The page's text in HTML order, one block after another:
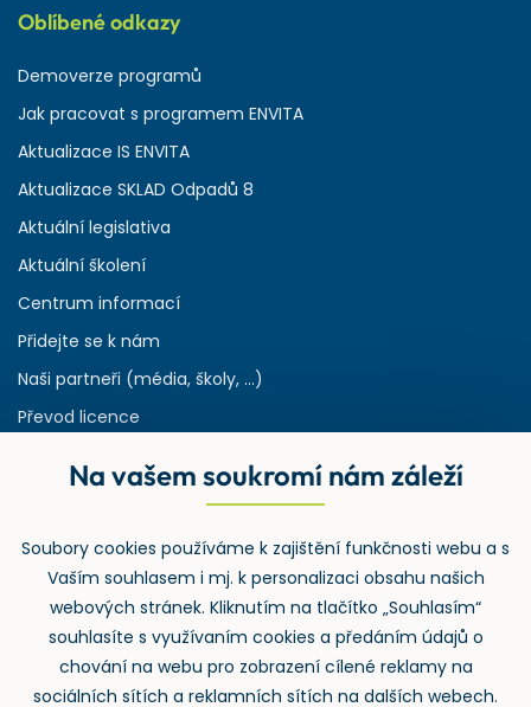
Oblíbené odkazy
Demoverze programů
Jak pracovat s programem ENVITA
Aktualizace IS ENVITA
Aktualizace SKLAD Odpadů 8
Aktuální legislativa
Aktuální školení
Centrum informací
Přidejte se k nám
Naši partneři (média, školy, ...)
Převod licence
Rejstřík používaných zkratek v odpadech
Zpětný odběr
Na vašem soukromí nám záleží
Soubory cookies používáme k zajištění funkčnosti webu a s
Vaším souhlasem i mj. k personalizaci obsahu našich
webových stránek. Kliknutím na tlačítko „Souhlasím“
souhlasíte s využívaním cookies a předáním údajů o
chování na webu pro zobrazení cílené reklamy na
sociálních sítích a reklamních sítích na dalších webech.